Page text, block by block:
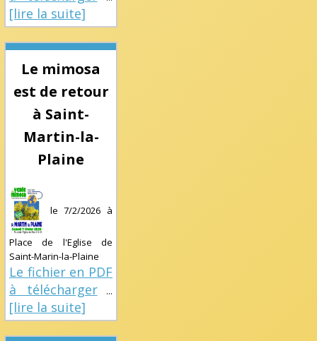
[lire la suite]
Le mimosa
est de retour
à Saint-
Martin-la-
Plaine
le7/2/2026 à
Place de l'Eglise de
Saint-Marin-la-Plaine
Le fichier en PDF
à télécharger...
[lire la suite]